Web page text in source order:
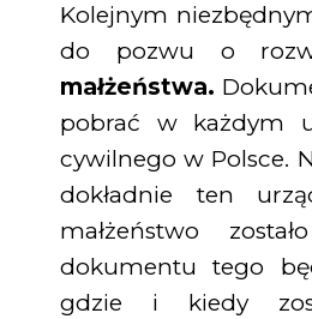
Kolejnym
do pozwu o
małżeństwa.
pobrać w każdym
cywilnego w Polsce.
dokładnie ten
małżeństwo
dokumentu tego
gdzie i kiedy